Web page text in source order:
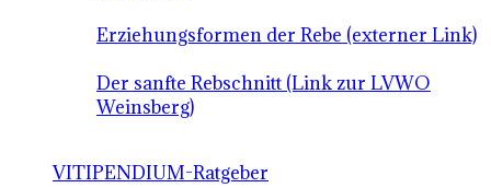
Erziehungsformen der Rebe (externer Link)
Der sanfte Rebschnitt (Link zur LVWO
Weinsberg)
VITIPENDIUM-Ratgeber